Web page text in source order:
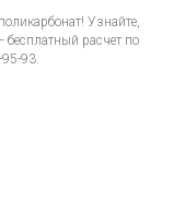
Узнайте,
бесплатный расчет по
93.